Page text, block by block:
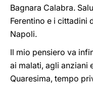
Bagnara Calabra.
Ferentino e i cittadini
Napoli.
Il mio pensiero va
ai malati, agli anziani
Quaresima, tempo